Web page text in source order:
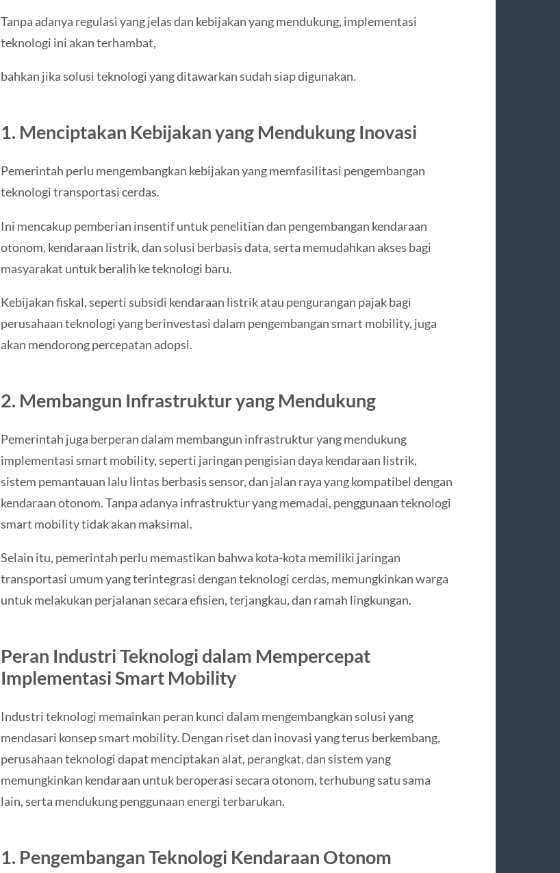
Tanpa adanya regulasi yang jelas dan kebijakan yang mendukung, implementasi
teknologi ini akan terhambat,
bahkan jika solusi teknologi yang ditawarkan sudah siap digunakan.
1. Menciptakan Kebijakan yang Mendukung Inovasi
Pemerintah perlu mengembangkan kebijakan yang memfasilitasi pengembangan
teknologi transportasi cerdas.
Ini mencakup pemberian insentif untuk penelitian dan pengembangan kendaraan
otonom, kendaraan listrik, dan solusi berbasis data, serta memudahkan akses bagi
masyarakat untuk beralih ke teknologi baru.
Kebijakan fiskal, seperti subsidi kendaraan listrik atau pengurangan pajak bagi
perusahaan teknologi yang berinvestasi dalam pengembangan smart mobility, juga
akan mendorong percepatan adopsi.
2. Membangun Infrastruktur yang Mendukung
Pemerintah juga berperan dalam membangun infrastruktur yang mendukung
implementasi smart mobility, seperti jaringan pengisian daya kendaraan listrik,
sistem pemantauan lalu lintas berbasis sensor, dan jalan raya yang kompatibel dengan
kendaraan otonom. Tanpa adanya infrastruktur yang memadai, penggunaan teknologi
smart mobility tidak akan maksimal.
Selain itu, pemerintah perlu memastikan bahwa kota-kota memiliki jaringan
transportasi umum yang terintegrasi dengan teknologi cerdas, memungkinkan warga
untuk melakukan perjalanan secara efisien, terjangkau, dan ramah lingkungan.
Peran Industri Teknologi dalam Mempercepat
Implementasi Smart Mobility
Industri teknologi memainkan peran kunci dalam mengembangkan solusi yang
mendasari konsep smart mobility. Dengan riset dan inovasi yang terus berkembang,
perusahaan teknologi dapat menciptakan alat, perangkat, dan sistem yang
memungkinkan kendaraan untuk beroperasi secara otonom, terhubung satu sama
lain, serta mendukung penggunaan energi terbarukan.
1. Pengembangan Teknologi Kendaraan Otonom